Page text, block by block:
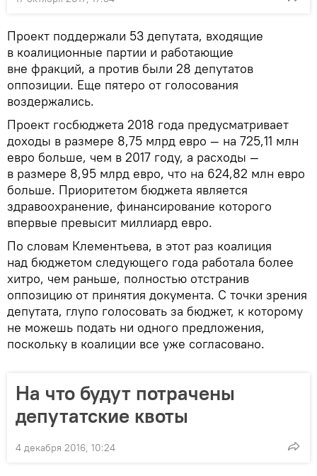
Проект поддержали 53 депутата, входящие
в коалиционные партии и работающие
вне фракций, а против были 28 депутатов
оппозиции. Еще пятеро от голосования
воздержались.
Проект госбюджета 2018 года предусматривает
доходы в размере 8,75 млрд евро — на 725,11 млн
евро больше, чем в 2017 году, а расходы —
в размере 8,95 млрд евро, что на 624,82 млн евро
больше. Приоритетом бюджета является
здравоохранение, финансирование которого
впервые превысит миллиард евро.
По словам Клементьева, в этот раз коалиция
над бюджетом следующего года работала более
хитро, чем раньше, полностью отстранив
оппозицию от принятия документа. С точки зрения
депутата, глупо голосовать за бюджет, к которому
не можешь подать ни одного предложения,
поскольку в коалиции все уже согласовано.
На что будут потрачены
депутатские квоты
4 декабря 2016, 10:24